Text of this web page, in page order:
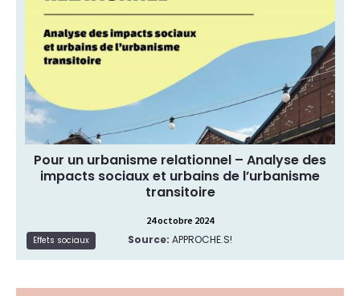
Effets sociaux
Pour un urbanisme relationnel – Analyse des
impacts sociaux et urbains de l’urbanisme
transitoire
24 octobre 2024
Source: APPROCHE.S!
terme de richesse sociale ? • En quoi l’urbanisme
transitoire peut-il constituer un outil de stratégie
territoriale ? - Approche.s ! 2021
Type de ressource:
Article, Bibliographie
académique
Thématique:
Effets sociaux
Lire la suite